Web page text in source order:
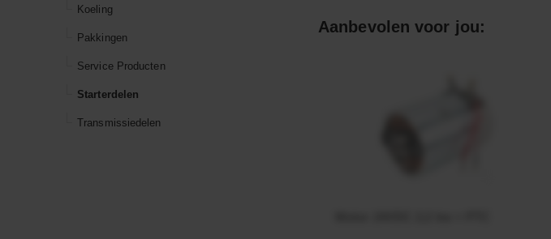
Koeling
Pakkingen
Service Producten
Starterdelen
Transmissiedelen
Aanbevolen voor jou: